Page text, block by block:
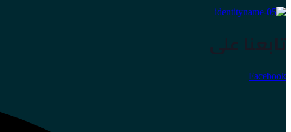
تابعنا على
Facebook